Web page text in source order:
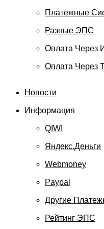
Платежные
Разные ЭПС
Оплата Через
Оплата Через
Новости
Информация
QIWI
Яндекс.Деньги
Webmoney
Paypal
Другие
Рейтинг ЭПС